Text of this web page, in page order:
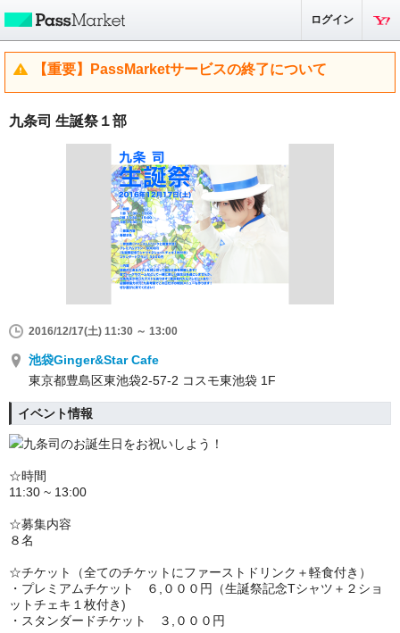
ログイン
【重要】PassMarketサービスの終了について
九条司 生誕祭１部
2016/12/17(土) 11:30 ～ 13:00
池袋Ginger&Star Cafe
東京都豊島区東池袋2-57-2 コスモ東池袋 1F
イベント情報
九条司のお誕生日をお祝いしよう！
☆時間
11:30 ~ 13:00
☆募集内容
８名
☆チケット（全てのチケットにファーストドリンク＋軽食付き）
・プレミアムチケット ６,０００円
（生誕祭記念Tシャツ＋２ショ
ットチェキ１枚付き)
・スタンダードチケット ３,０００円